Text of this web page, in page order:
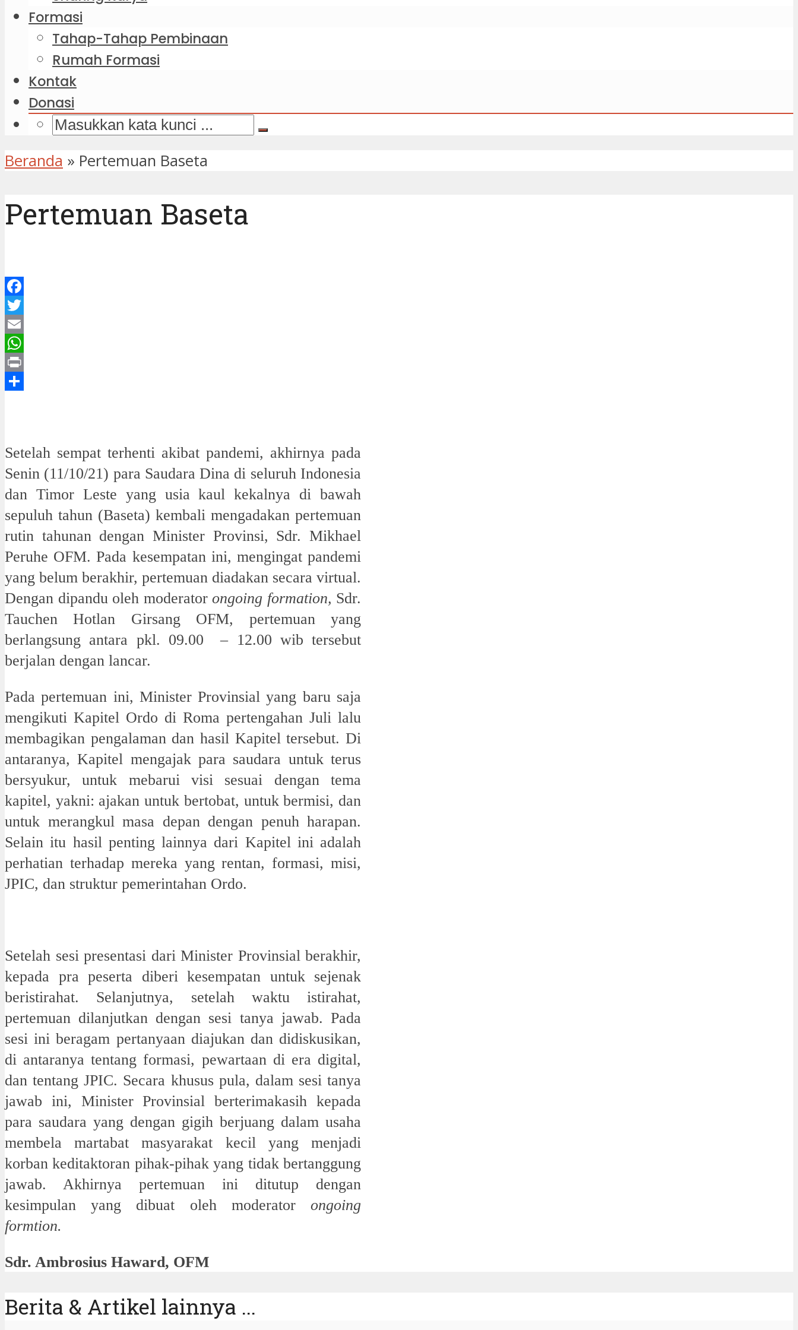
Formasi
Tahap-Tahap Pembinaan
Rumah Formasi
Kontak
Donasi
Beranda » Pertemuan Baseta
Pertemuan Baseta
Facebook
Twitter
Email
WhatsApp
Print
Setelah sempat terhenti akibat pandemi, akhirnya pada
Senin (11/10/21) para Saudara Dina di seluruh Indonesia
dan Timor Leste yang usia kaul kekalnya di bawah
sepuluh tahun (Baseta) kembali mengadakan pertemuan
rutin tahunan dengan Minister Provinsi, Sdr. Mikhael
Peruhe OFM. Pada kesempatan ini, mengingat pandemi
yang belum berakhir, pertemuan diadakan secara virtual.
Dengan dipandu oleh moderator ongoing formation, Sdr.
Tauchen Hotlan Girsang OFM, pertemuan yang
berlangsung antara pkl. 09.00 – 12.00 wib tersebut
berjalan dengan lancar.
Pada pertemuan ini, Minister Provinsial yang baru saja
mengikuti Kapitel Ordo di Roma pertengahan Juli lalu
membagikan pengalaman dan hasil Kapitel tersebut. Di
antaranya, Kapitel mengajak para saudara untuk terus
bersyukur, untuk mebarui visi sesuai dengan tema
kapitel, yakni: ajakan untuk bertobat, untuk bermisi, dan
untuk merangkul masa depan dengan penuh harapan.
Selain itu hasil penting lainnya dari Kapitel ini adalah
perhatian terhadap mereka yang rentan, formasi, misi,
JPIC, dan struktur pemerintahan Ordo.
Setelah sesi presentasi dari Minister Provinsial berakhir,
kepada pra peserta diberi kesempatan untuk sejenak
beristirahat. Selanjutnya, setelah waktu istirahat,
pertemuan dilanjutkan dengan sesi tanya jawab. Pada
sesi ini beragam pertanyaan diajukan dan didiskusikan,
di antaranya tentang formasi, pewartaan di era digital,
dan tentang JPIC. Secara khusus pula, dalam sesi tanya
jawab ini, Minister Provinsial berterimakasih kepada
para saudara yang dengan gigih berjuang dalam usaha
membela martabat masyarakat kecil yang menjadi
korban keditaktoran pihak-pihak yang tidak bertanggung
jawab. Akhirnya pertemuan ini ditutup dengan
kesimpulan yang dibuat oleh moderator ongoing
formtion.
Sdr. Ambrosius Haward, OFM
Berita & Artikel lainnya ...